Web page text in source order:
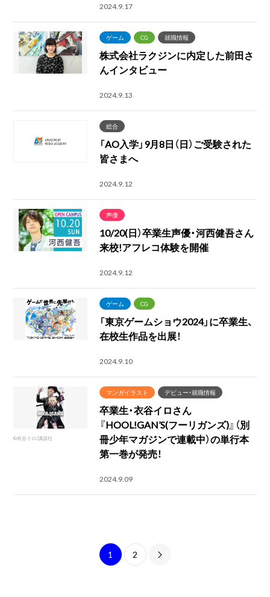
2024.9.17
ゲーム CG 就職情報
株式会社ラクジンに内定した前田さ
んインタビュー
2024.9.13
総合
「AO入学」9月8日（日）ご受験された
皆さまへ
2024.9.12
声優
10/20(日）卒業生声優・河西健吾さん
来校!アフレコ体験を開催
2024.9.12
ゲーム CG
「東京ゲームショウ2024」に卒業生、
在校生作品を出展！
2024.9.10
©衣谷イロ/講談社
マンガイラスト デビュー・就職情報
卒業生・衣谷イロさん
『HOOL!GAN’S(フーリガンズ)』（別
冊少年マガジンで連載中）の単行本
第一巻が発売！
2024.9.09
1 2